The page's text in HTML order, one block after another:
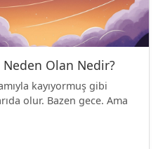
Neden Olan Nedir?
kayıyormuş gibi
olur. Bazen gece. Ama